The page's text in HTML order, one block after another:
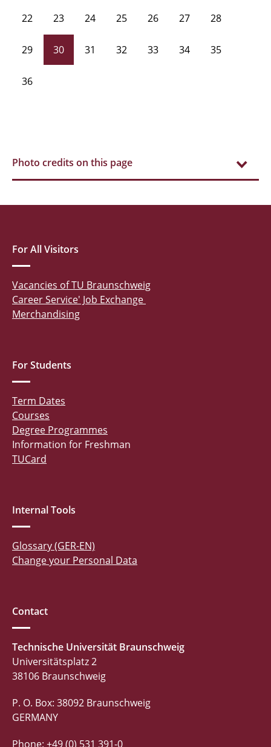
22 23 24 25 26 27 28
29 30 31 32 33 34 35
36
Photo credits on this page
For All Visitors
Vacancies of TU Braunschweig
Career Service' Job Exchange
Merchandising
For Students
Term Dates
Courses
Degree Programmes
Information for Freshman
TUCard
Internal Tools
Glossary (GER-EN)
Change your Personal Data
Contact
Technische Universität Braunschweig
Universitätsplatz 2
38106 Braunschweig
P. O. Box: 38092 Braunschweig
GERMANY
Phone: +49 (0) 531 391-0